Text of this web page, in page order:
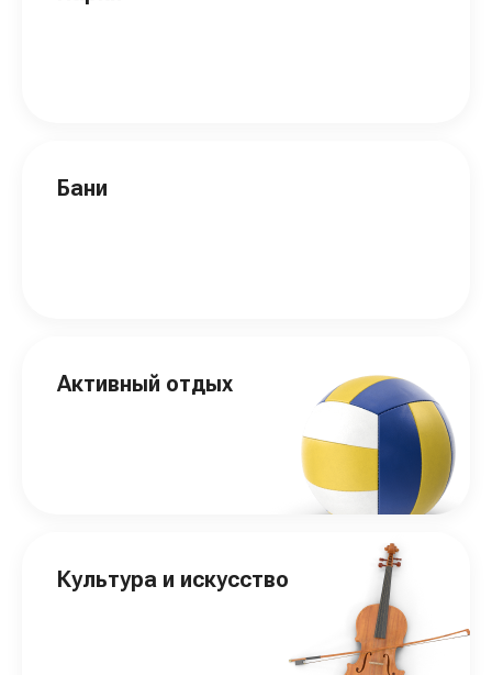
Бани
Активный отдых
Культура и искусство